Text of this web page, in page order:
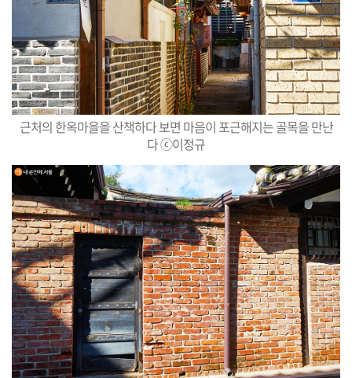
근처의 한옥마을을 산책하다 보면 마음이 포근해지는 골목을 만난
다 ⓒ이정규